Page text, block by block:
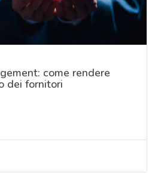
come rendere
dei fornitori